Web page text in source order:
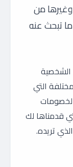
من
تبحث عنه
الشخصية
التي
قدمناها لك
تريده.